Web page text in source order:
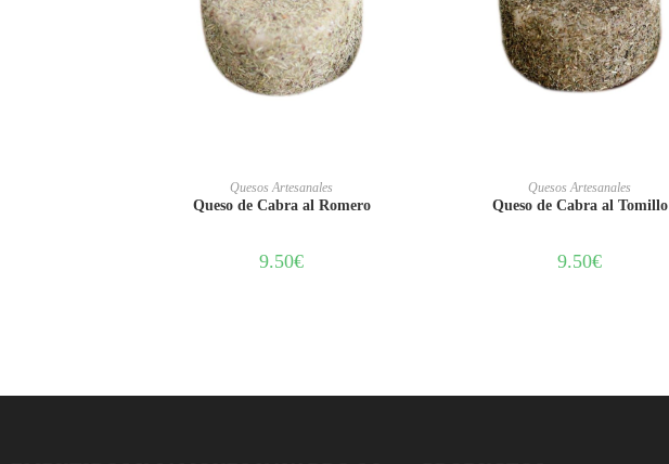
AÑADIR AL CARRITO
Quesos Artesanales
Queso de Cabra al Romero
9.50€
AÑADIR AL CARRITO
Quesos Artesanales
Queso de Cabra al Tomillo
9.50€